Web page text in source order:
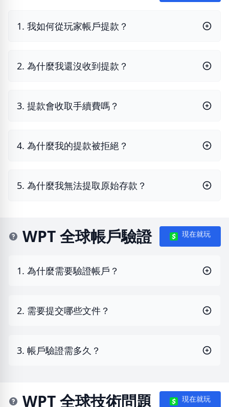
1. 我如何從玩家帳戶提款？
2. 為什麼我還沒收到提款？
3. 提款會收取手續費嗎？
4. 為什麼我的提款被拒絕？
5. 為什麼我無法提取原始存款？
WPT 全球帳戶驗證 現在就玩
1. 為什麼需要驗證帳戶？
2. 需要提交哪些文件？
3. 帳戶驗證需多久？
WPT 全球技術問題 現在就玩